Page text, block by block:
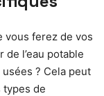
vous ferez de vos
l’eau potable
usées ? Cela peut
types de